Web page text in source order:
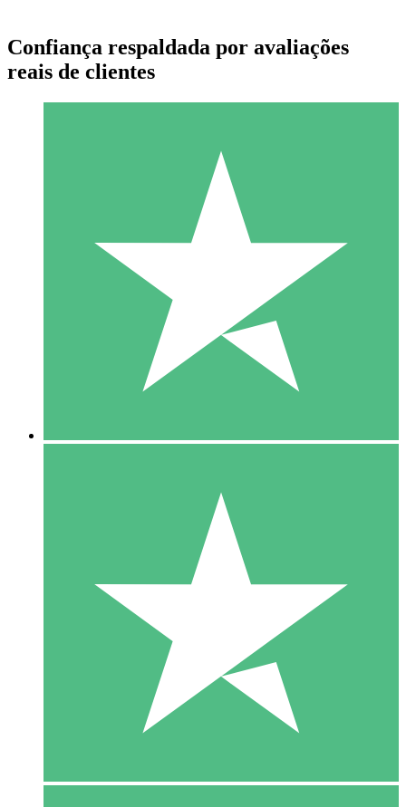
Pacotes de Créditos Individuais
Pague conforme o uso com créditos de download. Sem
1000
10 Downloads
20 00
Confiança respaldada por avaliações
reais de clientes